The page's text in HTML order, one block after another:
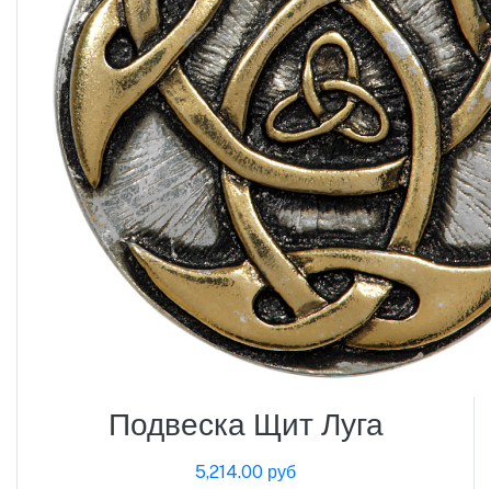
Подвеска Щит Луга
5,214.00 руб